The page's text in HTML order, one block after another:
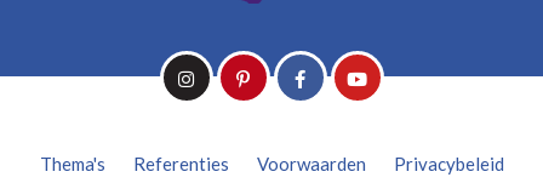
Thema's Referenties Voorwaarden
Privacybeleid